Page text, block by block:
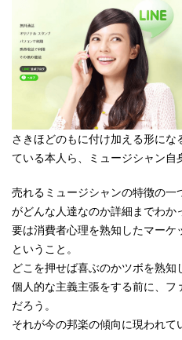
さきほどのもに付け加える形にな
ている本人ら、ミュージシャン自
売れるミュージシャンの特徴の一
がどんな人達なのか詳細までわか
要は消費者心理を熟知したマーケ
ということ。
どこを押せば喜ぶのかツボを熟
個人的な主義主張をする前に、フ
だろう。
それが今の邦楽の傾向に現われて